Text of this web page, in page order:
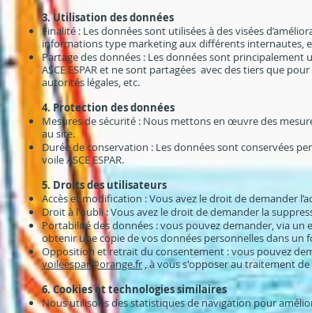
3. Utilisation des données
Finalité : Les données sont utilisées à des visées
informations type marketing aux différents internautes,
Partage des données : Les données sont
ASCE ESPAR et ne sont partagées avec des tiers que
autorités légales, etc.
4. Protection des données
Mesures de sécurité : Nous mettons en œuvre des
au site.
Durée de conservation : Les données sont conservées
voile ASCE ESPAR.
5. Droits des utilisateurs
Accès et modification : Vous avez le droit de demander
Droit à l'oubli : Vous avez le droit de demander la
Portabilité des données : vous pouvez demander, via un
obtenir une copie de vos données personnelles dans un
Opposition et retrait du consentement : vous pouvez
voileespar@orange.fr, à vous s'opposer au traitement
6. Cookies et technologies similaires
Nous utilisons des statistiques de navigation pour